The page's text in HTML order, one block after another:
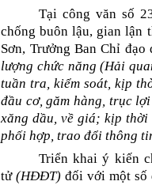
Tại công văn số
chống buôn lậu, gian lận
Sơn, Trưởng Ban Chỉ
lượng chức năng(Hải
tuần tra, kiểm soát, kịp
đầu cơ, găm hàng, trục
xăng dầu, về giá; kịp
phối hợp, trao đổi thông
Triển khai ý kiến
tử(HĐĐT) đối với một số